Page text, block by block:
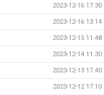
2023-12-16 17:30
2023-12-16 13:14
2023-12-15 11:48
2023-12-14 11:30
2023-12-13 17:40
2023-12-12 17:10